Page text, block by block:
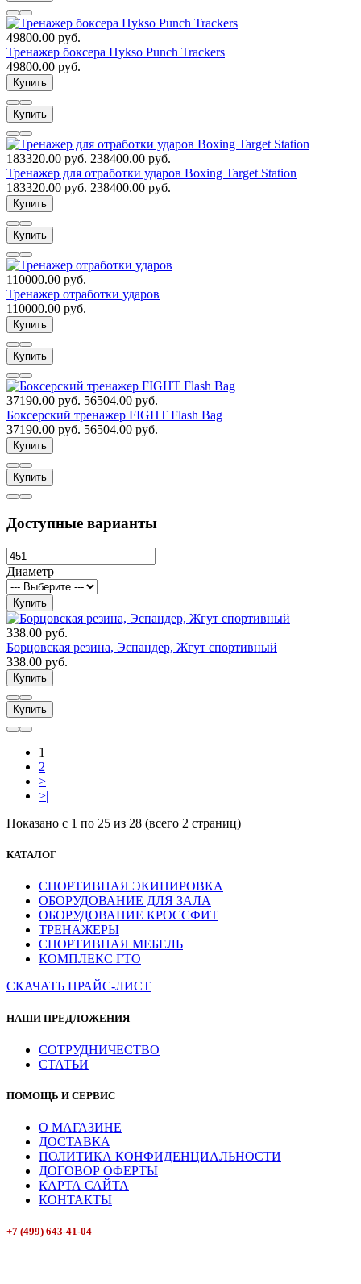
49800.00 руб.
Тренажер боксера Hykso Punch Trackers
49800.00 руб.
Купить
Купить
183320.00 руб. 238400.00 руб.
Тренажер для отработки ударов Boxing Target Station
183320.00 руб. 238400.00 руб.
Купить
Купить
110000.00 руб.
Тренажер отработки ударов
110000.00 руб.
Купить
Купить
37190.00 руб. 56504.00 руб.
Боксерский тренажер FIGHT Flash Bag
37190.00 руб. 56504.00 руб.
Купить
Купить
Доступные варианты
Диаметр
Купить
338.00 руб.
Борцовская резина, Эспандер, Жгут спортивный
338.00 руб.
Купить
Купить
1
2
>
>|
Показано с 1 по 25 из 28 (всего 2 страниц)
КАТАЛОГ
СПОРТИВНАЯ ЭКИПИРОВКА
ОБОРУДОВАНИЕ ДЛЯ ЗАЛА
ОБОРУДОВАНИЕ КРОССФИТ
ТРЕНАЖЕРЫ
СПОРТИВНАЯ МЕБЕЛЬ
КОМПЛЕКС ГТО
СКАЧАТЬ ПРАЙС-ЛИСТ
НАШИ ПРЕДЛОЖЕНИЯ
СОТРУДНИЧЕСТВО
СТАТЬИ
ПОМОЩЬ И СЕРВИС
О МАГАЗИНЕ
ДОСТАВКА
ПОЛИТИКА КОНФИДЕНЦИАЛЬНОСТИ
ДОГОВОР ОФЕРТЫ
КАРТА САЙТА
КОНТАКТЫ
+7 (499) 643-41-04